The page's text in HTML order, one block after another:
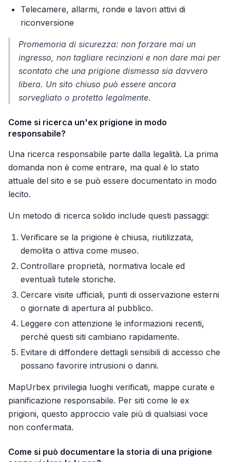
Telecamere, allarmi, ronde e lavori attivi di
riconversione
Promemoria di sicurezza: non forzare mai un
ingresso, non tagliare recinzioni e non dare mai per
scontato che una prigione dismessa sia davvero
libera. Un sito chiuso può essere ancora
sorvegliato o protetto legalmente.
Come si ricerca un'ex prigione in modo
responsabile?
Una ricerca responsabile parte dalla legalità. La prima
domanda non è come entrare, ma qual è lo stato
attuale del sito e se può essere documentato in modo
lecito.
Un metodo di ricerca solido include questi passaggi:
Verificare se la prigione è chiusa, riutilizzata,
demolita o attiva come museo.
Controllare proprietà, normativa locale ed
eventuali tutele storiche.
Cercare visite ufficiali, punti di osservazione esterni
o giornate di apertura al pubblico.
Leggere con attenzione le informazioni recenti,
perché questi siti cambiano rapidamente.
Evitare di diffondere dettagli sensibili di accesso che
possano favorire intrusioni o danni.
MapUrbex privilegia luoghi verificati, mappe curate e
pianificazione responsabile. Per siti come le ex
prigioni, questo approccio vale più di qualsiasi voce
non confermata.
Come si può documentare la storia di una prigione